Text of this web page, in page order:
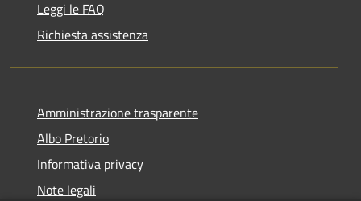
Leggi le FAQ
Richiesta assistenza
Amministrazione trasparente
Albo Pretorio
Informativa privacy
Note legali